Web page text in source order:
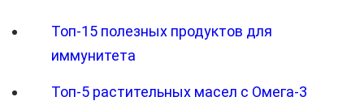
Топ-15 полезных продуктов для
иммунитета
Топ-5 растительных масел с Омега-3